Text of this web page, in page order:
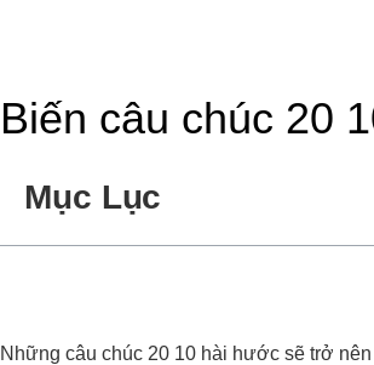
Biến câu chúc 20
Mục Lục
Những câu chúc 20 10 hài hước sẽ trở